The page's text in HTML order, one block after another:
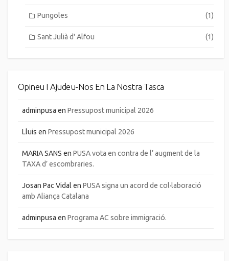
Pungoles (1)
Sant Julià d' Alfou (1)
Opineu I Ajudeu-Nos En La Nostra Tasca
adminpusa en Pressupost municipal 2026
Lluis en Pressupost municipal 2026
MARIA SANS en PUSA vota en contra de l’ augment de la
TAXA d’ escombraries.
Josan Pac Vidal en PUSA signa un acord de col·laboració
amb Aliança Catalana
adminpusa en Programa AC sobre immigració.